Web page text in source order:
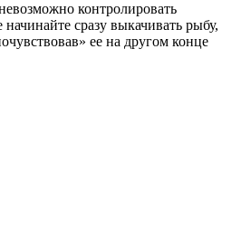
контролировать
сразу выкачивать рыбу,
ее на другом конце